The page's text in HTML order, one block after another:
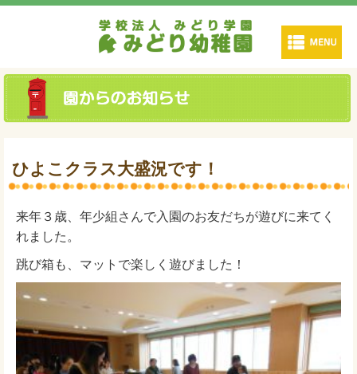
ひよこクラス大盛況です！
来年３歳、年少組さんで入園のお友だちが遊びに来てく
れました。
跳び箱も、マットで楽しく遊びました！